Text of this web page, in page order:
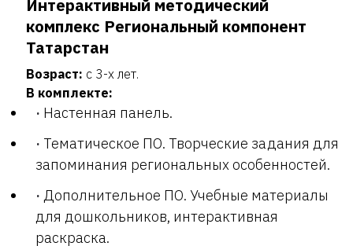
Интерактивный методический
комплекс Региональный компонент
Татарстан
Возраст: с 3-х лет.
В комплекте:
Настенная панель.
Тематическое ПО. Творческие задания для
запоминания региональных особенностей.
Дополнительное ПО. Учебные материалы
для дошкольников, интерактивная
раскраска.